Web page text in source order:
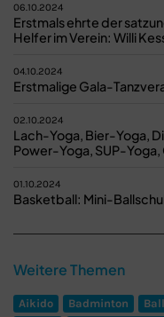
06.10.2024
Erstmals ehrte der
Helfer im Verein: Willi
04.10.2024
Erstmalige Gala-
02.10.2024
Lach-Yoga, Bier-Yoga,
Power-Yoga, SUP-
01.10.2024
Basketball: Mini-
Weitere Themen
Aikido Badminton